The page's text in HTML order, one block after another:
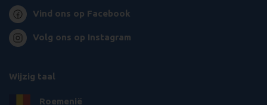
Vind ons op Facebook
Volg ons op Instagram
Wijzig taal
Roemenië